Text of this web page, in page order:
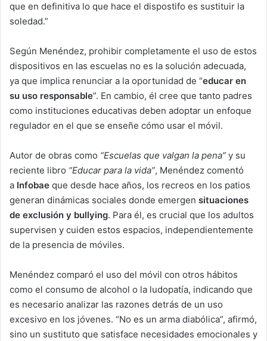
que en definitiva lo que hace el dispostifo es sustituir la
soledad.”
Según Menéndez, prohibir completamente el uso de estos
dispositivos en las escuelas no es la solución adecuada,
ya que implica renunciar a la oportunidad de “educar en
su uso responsable”. En cambio, él cree que tanto padres
como instituciones educativas deben adoptar un enfoque
regulador en el que se enseñe cómo usar el móvil.
Autor de obras como “Escuelas que valgan la pena” y su
reciente libro “Educar para la vida”, Menéndez comentó
a Infobae que desde hace años, los recreos en los patios
generan dinámicas sociales donde emergen situaciones
de exclusión y bullying. Para él, es crucial que los adultos
supervisen y cuiden estos espacios, independientemente
de la presencia de móviles.
Menéndez comparó el uso del móvil con otros hábitos
como el consumo de alcohol o la ludopatía, indicando que
es necesario analizar las razones detrás de un uso
excesivo en los jóvenes. “No es un arma diabólica”, afirmó,
sino un sustituto que satisface necesidades emocionales y